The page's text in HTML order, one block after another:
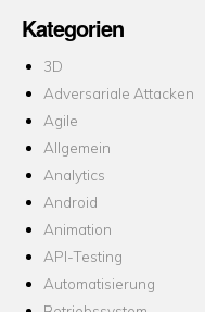
Kategorien
3D
Adversariale Attacken
Agile
Allgemein
Analytics
Android
Animation
API-Testing
Automatisierung